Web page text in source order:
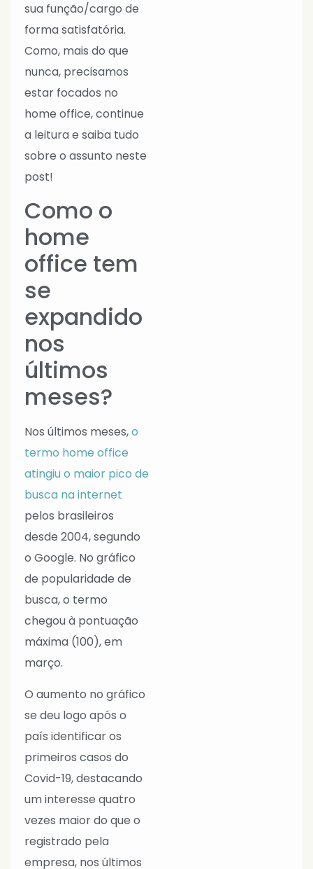
sua função/cargo de
forma satisfatória.
Como, mais do que
nunca, precisamos
estar focados no
home office, continue
a leitura e saiba tudo
sobre o assunto neste
post!
Como o
home
office tem
se
expandido
nos
últimos
meses?
Nos últimos meses,o
termo home office
atingiu o maior pico de
busca na internet
pelos brasileiros
desde 2004, segundo
o Google. No gráfico
de popularidade de
busca, o termo
chegou à pontuação
máxima (100), em
março.
O aumento no gráfico
se deu logo após o
país identificar os
primeiros casos do
Covid-19, destacando
um interesse quatro
vezes maior do que o
registrado pela
empresa, nos últimos